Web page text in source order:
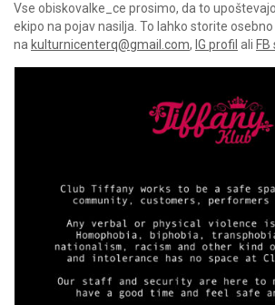
Vse obiskovalke_ce prosimo, da to
ekipo na pojav nasilja. To lahko storite
na kulturnicenterq@gmail.com, IG profil ali